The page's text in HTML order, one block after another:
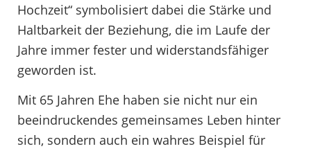
Hochzeit“ symbolisiert dabei die Stärke und
Haltbarkeit der Beziehung, die im Laufe der
Jahre immer fester und widerstandsfähiger
geworden ist.
Mit 65 Jahren Ehe haben sie nicht nur ein
beeindruckendes gemeinsames Leben hinter
sich, sondern auch ein wahres Beispiel für